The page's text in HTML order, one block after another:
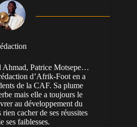
Ahmad, Patrice Motsepe…
d’Afrik-Foot en a
de la CAF. Sa plume
mais elle a toujours le
au développement du
cacher de ses réussites
ses faiblesses.